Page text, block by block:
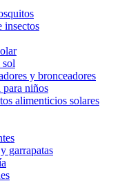
insectos
sol
y bronceadores
para niños
alimenticios solares
garrapatas